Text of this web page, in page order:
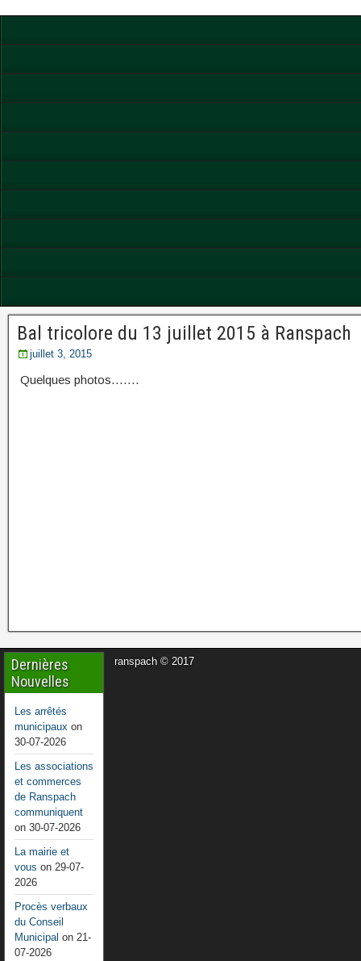
Bal tricolore du 13 juillet 2015 à Ranspach
juillet 3, 2015
Quelques photos…….
Dernières
Nouvelles
Les arrêtés
municipaux on
30-07-2026
Les associations
et commerces
de Ranspach
communiquent
on 30-07-2026
La mairie et
vous on 29-07-
2026
Procès verbaux
du Conseil
Municipal on 21-
07-2026
ranspach © 2017